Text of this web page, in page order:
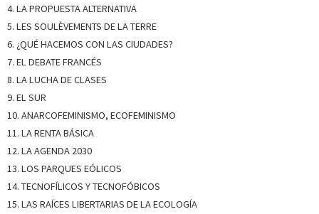
4. LA PROPUESTA ALTERNATIVA
5. LES SOULÈVEMENTS DE LA TERRE
6. ¿QUÉ HACEMOS CON LAS CIUDADES?
7. EL DEBATE FRANCÉS
8. LA LUCHA DE CLASES
9. EL SUR
10. ANARCOFEMINISMO, ECOFEMINISMO
11. LA RENTA BÁSICA
12. LA AGENDA 2030
13. LOS PARQUES EÓLICOS
14. TECNOFÍLICOS Y TECNOFÓBICOS
15. LAS RAÍCES LIBERTARIAS DE LA ECOLOGÍA